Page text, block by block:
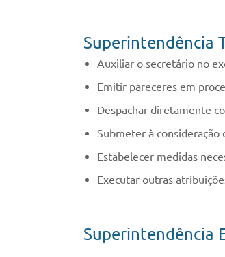
Superintendência
Auxiliar o secretário no
Emitir pareceres em
Despachar diretamente
Submeter à consideração
Estabelecer medidas
Executar outras
Superintendência